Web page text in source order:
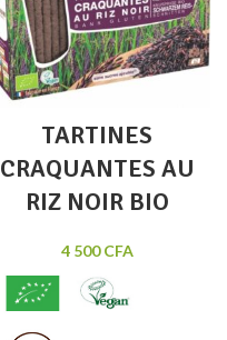
TARTINES
CRAQUANTES AU
RIZ NOIR BIO
4 500CFA